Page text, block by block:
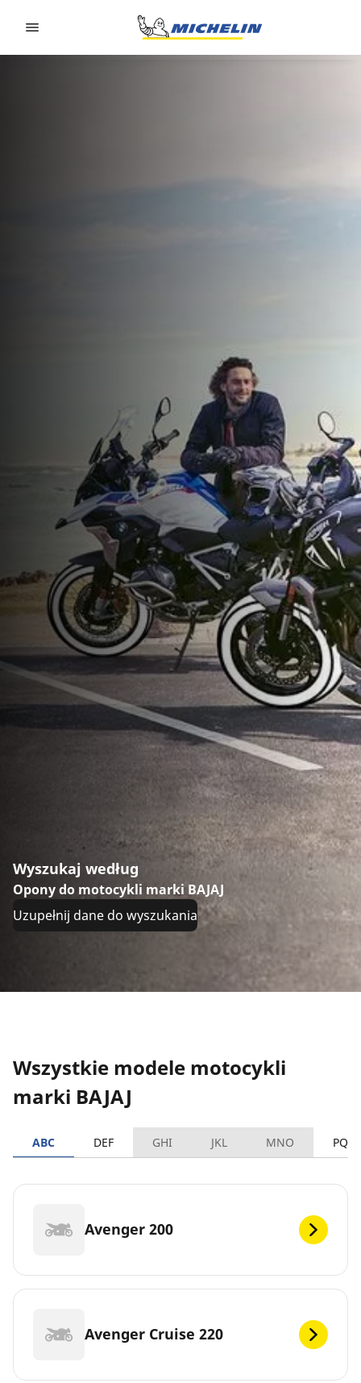
Wyszukaj według
Opony do motocykli marki BAJAJ
Uzupełnij dane do wyszukania
Wszystkie modele motocykli
marki BAJAJ
ABC DEF GHI JKL MNO PQRS
Avenger 200
Avenger Cruise 220